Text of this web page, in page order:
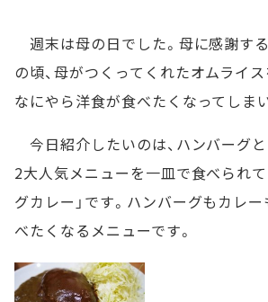
週末は母の日でした。母に感謝す
の頃、母がつくってくれたオムライス
なにやら洋食が食べたくなってしまい
今日紹介したいのは、ハンバーグ
2大人気メニューを一皿で食べられて
グカレー」です。ハンバーグもカレ
べたくなるメニューです。